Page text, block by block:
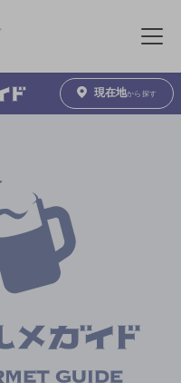
メニュ
現在地から探す